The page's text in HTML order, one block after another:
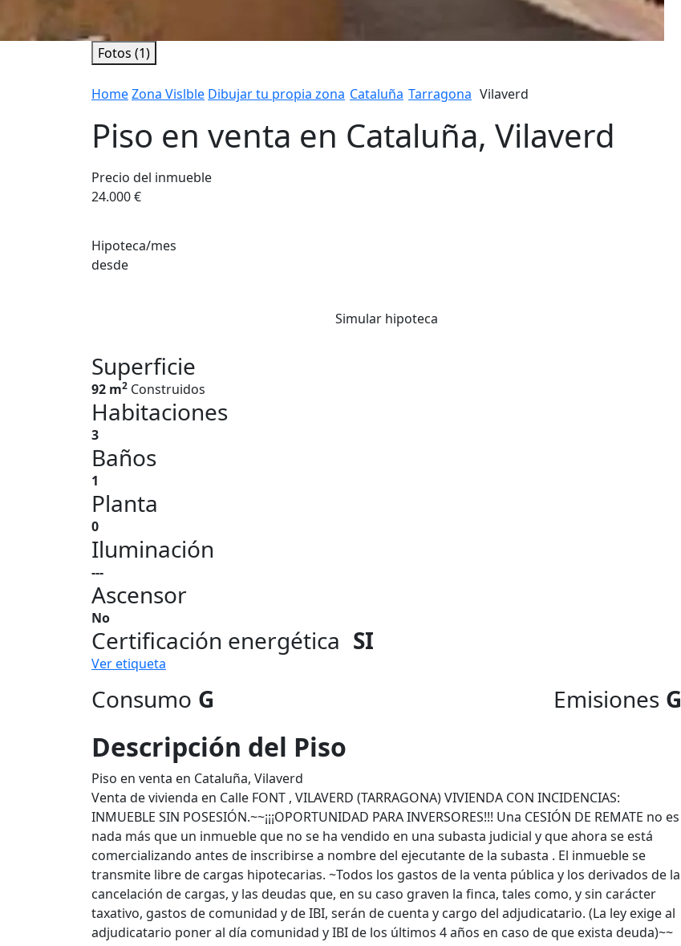
Fotos (1)
HomeZona Vislble Dibujar tu propia zona Cataluña Tarragona Vilaverd
Piso en venta en Cataluña, Vilaverd
Precio del inmueble
24.000 €
Hipoteca/mes
desde
Simular hipoteca
Superficie
92 m2 Construidos
Habitaciones
3
Baños
1
Planta
0
Iluminación
---
Ascensor
No
Certificación energética SI
Ver etiqueta
Consumo G Emisiones G
Descripción del Piso
Piso en venta en Cataluña, Vilaverd
Venta de vivienda en Calle FONT , VILAVERD (TARRAGONA) VIVIENDA CON INCIDENCIAS:
INMUEBLE SIN POSESIÓN.~~¡¡¡OPORTUNIDAD PARA INVERSORES!!! Una CESIÓN DE REMATE no es
nada más que un inmueble que no se ha vendido en una subasta judicial y que ahora se está
comercializando antes de inscribirse a nombre del ejecutante de la subasta . El inmueble se
transmite libre de cargas hipotecarias. ~Todos los gastos de la venta pública y los derivados de la
cancelación de cargas, y las deudas que, en su caso graven la finca, tales como, y sin carácter
taxativo, gastos de comunidad y de IBI, serán de cuenta y cargo del adjudicatario. (La ley exige al
adjudicatario poner al día comunidad y IBI de los últimos 4 años en caso de que exista deuda)~~